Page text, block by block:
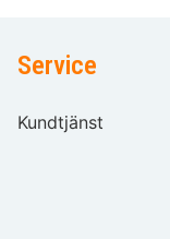
Service
Kundtjänst